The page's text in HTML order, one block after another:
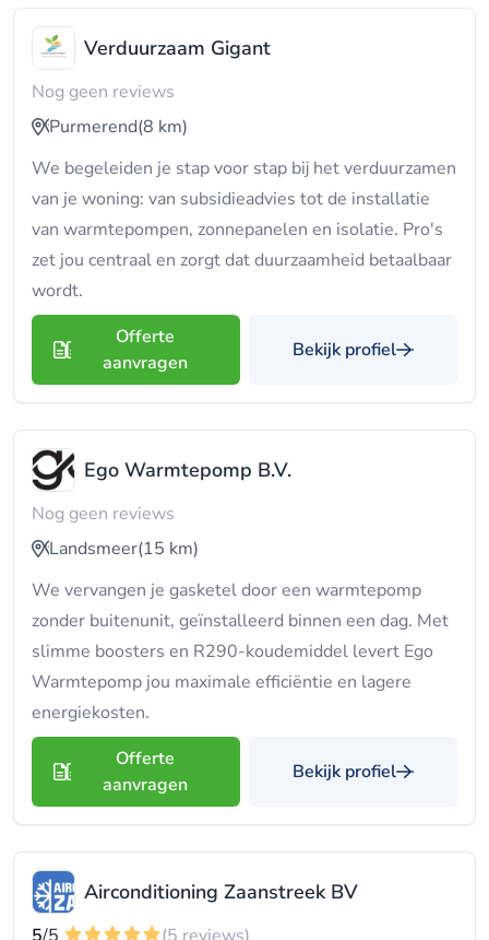
Verduurzaam Gigant
Nog geen reviews
Purmerend(8 km)
We begeleiden je stap voor stap bij het verduurzamen
van je woning: van subsidieadvies tot de installatie
van warmtepompen, zonnepanelen en isolatie. Pro's
zet jou centraal en zorgt dat duurzaamheid betaalbaar
wordt.
Offerte
aanvragen
Bekijk profiel
Ego Warmtepomp B.V.
Nog geen reviews
Landsmeer(15 km)
We vervangen je gasketel door een warmtepomp
zonder buitenunit, geïnstalleerd binnen een dag. Met
slimme boosters en R290-koudemiddel levert Ego
Warmtepomp jou maximale efficiëntie en lagere
energiekosten.
Offerte
aanvragen
Bekijk profiel
Airconditioning Zaanstreek BV